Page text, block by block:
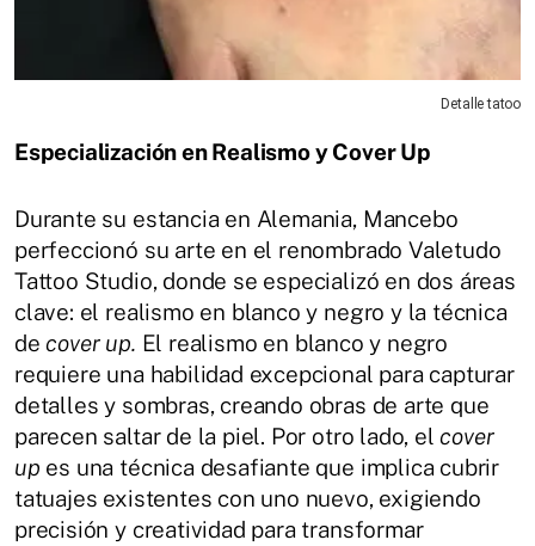
Detalle tatoo
Especialización en Realismo y Cover Up
Durante su estancia en Alemania, Mancebo
perfeccionó su arte en el renombrado Valetudo
Tattoo Studio, donde se especializó en dos áreas
clave: el realismo en blanco y negro y la técnica
decover up. El realismo en blanco y negro
requiere una habilidad excepcional para capturar
detalles y sombras, creando obras de arte que
parecen saltar de la piel. Por otro lado, elcover
up es una técnica desafiante que implica cubrir
tatuajes existentes con uno nuevo, exigiendo
precisión y creatividad para transformar